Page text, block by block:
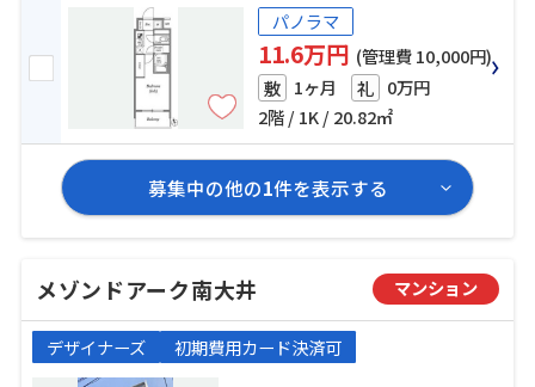
パノラマ
11.6万円 (管理費 10,000円)
敷 1ヶ月 礼 0万円
2階 / 1K / 20.82㎡
募集中の他の1件を表示する
メゾンドアーク南大井 マンション
デザイナーズ 初期費用カード決済可